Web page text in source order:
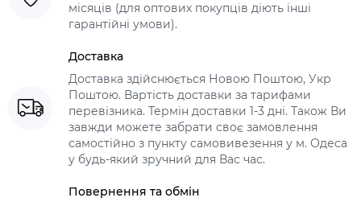
місяців (для оптових покупців діють інші
гарантійні умови).
Доставка
Доставка здійснюється Новою Поштою, Укр
Поштою. Вартість доставки за тарифами
перевізника. Термін доставки 1-3 дні. Також Ви
завжди можете забрати своє замовлення
самостійно з пункту самовивезення у м. Одеса
у будь-який зручний для Вас час.
Повернення та обмін